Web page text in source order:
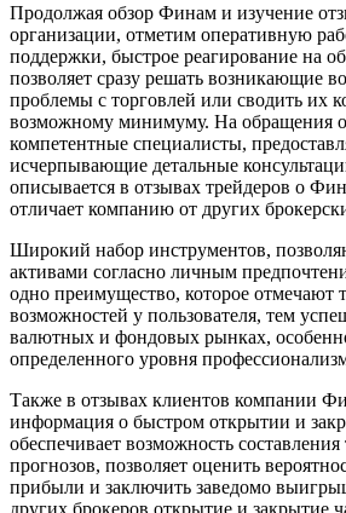
Продолжая обзор Финам и изучение
организации, отметим оперативную
поддержки, быстрое реагирование на
позволяет сразу решать возникающие
проблемы с торговлей или сводить их
возможному минимуму. На обращения
компетентные специалисты,
исчерпывающие детальные
описывается в отзывах трейдеров о
отличает компанию от других
Широкий набор инструментов,
активами согласно личным
одно преимущество, которое отмечают
возможностей у пользователя, тем
валютных и фондовых рынках,
определенного уровня
Также в отзывах клиентов компании
информация о быстром открытии и
обеспечивает возможность
прогнозов, позволяет оценить
прибыли и заключить заведомо
других брокеров открытие и закрытие